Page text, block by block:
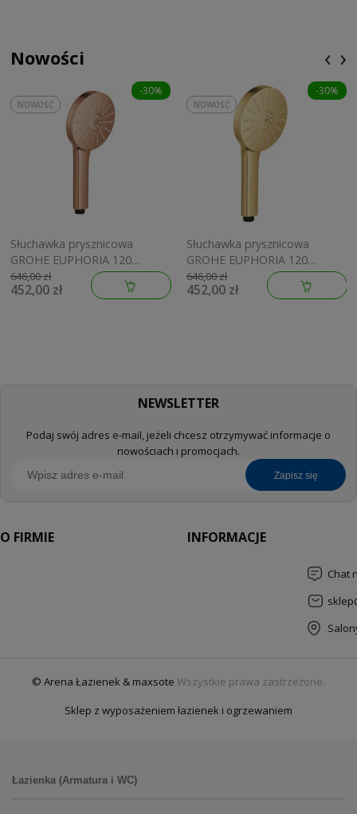
Nowości
-30%
Słuchawka prysznicowa
GROHE EUPHORIA 120
brushed warm sunset
134883DL00
646,00 zł
452,00 zł
NOWOŚĆ
-30%
Słuchawka prysznicowa
GROHE EUPHORIA 120
brushed cool sunrise
134883GN00
646,00 zł
452,00 zł
NOWOŚĆ
‹ ›
NEWSLETTER
Podaj swój adres e-mail, jeżeli chcesz otrzymywać informacje o
nowościach i promocjach.
zapisz się
O FIRMIE INFORMACJE
Chat
© Arena Łazienek & maxsote Wszystkie prawa zastrzeżone.
Sklep z wyposażeniem łazienek i ogrzewaniem
Łazienka (Armatura i WC)